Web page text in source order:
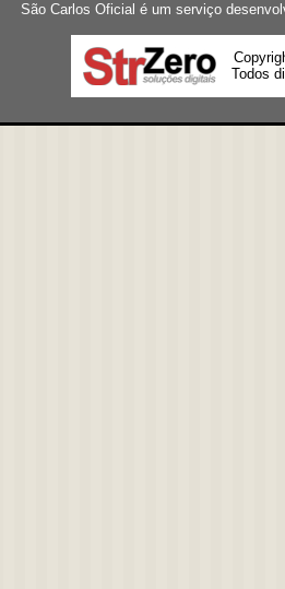
São Carlos Oficial é um serviço
Todos